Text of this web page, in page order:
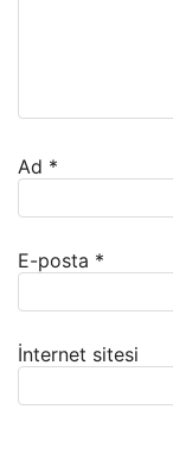
Ad *
E-posta *
İnternet sitesi